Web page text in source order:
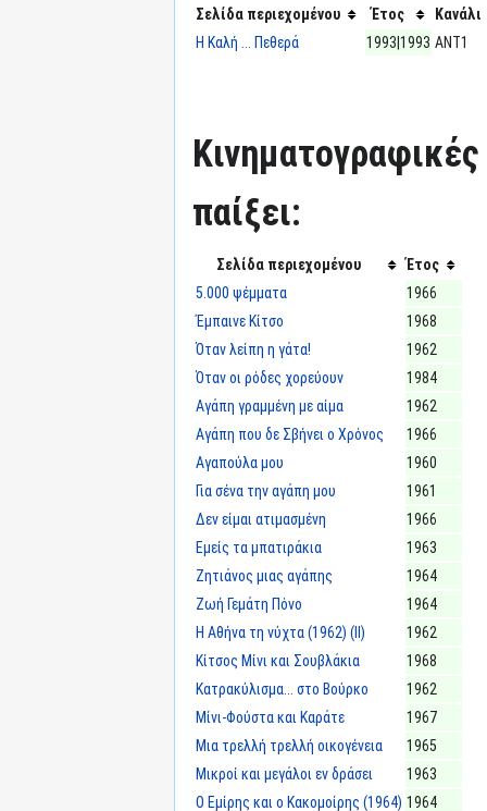
Σελίδα περιεχομένου Έτος
Κανάλι
Η Καλή ... Πεθερά
1993|1993 ΑΝΤ1
Κινηματογραφικές
παίξει:
Σελίδα περιεχομένου
Έτος
5.000 ψέμματα
1966
Έμπαινε Κίτσο
1968
Όταν λείπη η γάτα!
1962
Όταν οι ρόδες χορεύουν
1984
Αγάπη γραμμένη με αίμα
1962
Αγάπη που δε Σβήνει ο Χρόνος
1966
Αγαπούλα μου
1960
Για σένα την αγάπη μου
1961
Δεν είμαι ατιμασμένη
1966
Εμείς τα μπατιράκια
1963
Ζητιάνος μιας αγάπης
1964
Ζωή Γεμάτη Πόνο
1964
Η Αθήνα τη νύχτα (1962) (II)
1962
Κίτσος Μίνι και Σουβλάκια
1968
Κατρακύλισμα... στο Βούρκο
1962
Μίνι-Φούστα και Καράτε
1967
Μια τρελλή τρελλή οικογένεια
1965
Μικροί και μεγάλοι εν δράσει
1963
Ο Εμίρης και ο Κακομοίρης (1964) 1964